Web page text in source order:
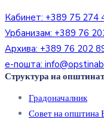
Кабинет: +389 75 274
Урбанизам: +389 76
Архива: +389 76 202
е-пошта:
Структура на
Градоначалник
Совет на општина